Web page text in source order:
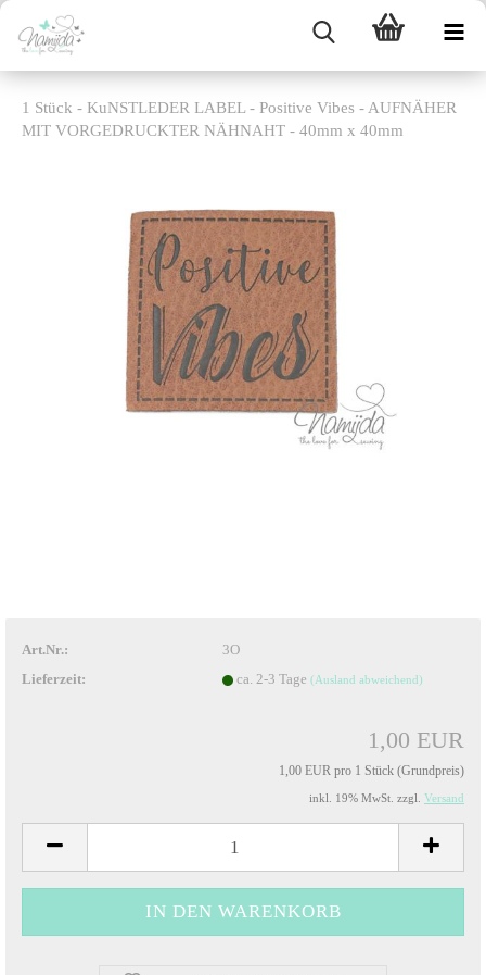
1 Stück - KuNSTLEDER LABEL - Positive Vibes - AUFNÄHER
MIT VORGEDRUCKTER NÄHNAHT - 40mm x 40mm
Art.Nr.:
3O
Lieferzeit:
ca. 2-3 Tage (Ausland abweichend)
1,00 EUR
1,00 EUR pro 1 Stück (Grundpreis)
inkl. 19% MwSt. zzgl. Versand